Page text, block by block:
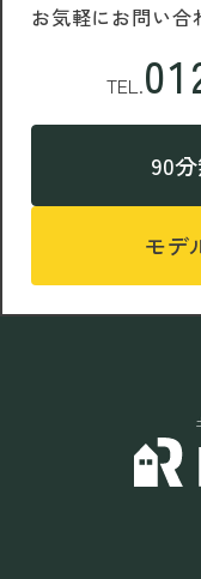
お気軽にお問い合
TEL.
90
モデ